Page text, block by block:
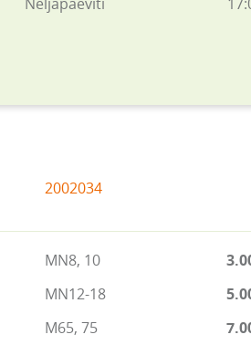
2002034
MN8, 10
MN12-18
M65, 75